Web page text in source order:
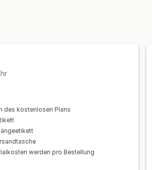
des kostenlosen Plans
werden pro Bestellung